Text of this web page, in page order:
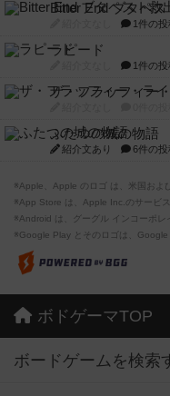
Bitter End ブタペ
1件の投
ラピード
1件の投
ザ・フラッフィー
ふたつの城の物語
紹介文あり 6件の投
※Apple、Apple のロゴ は、米国およ
※App Store は、Apple Inc.のサービス
※Android は、グーグル インコーポレ
※Google Play とそのロゴは、Google
ボドゲーマTOP
ボードゲームを検索